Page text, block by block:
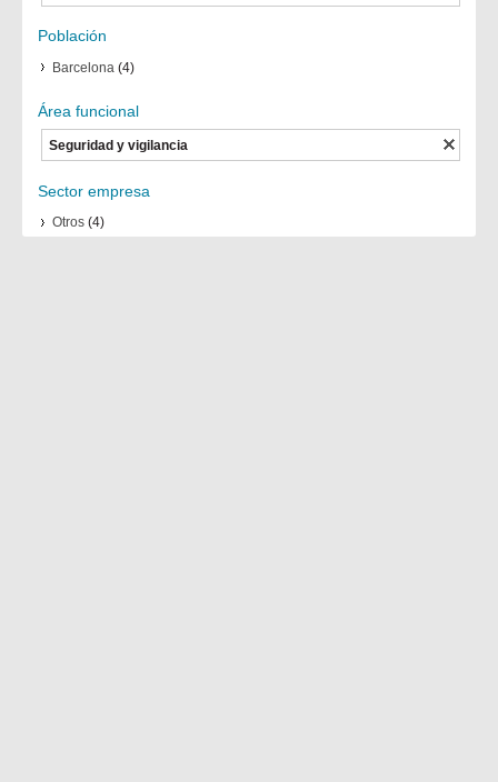
Población
Barcelona(4)
Área funcional
Seguridad y vigilancia
Sector empresa
Otros(4)